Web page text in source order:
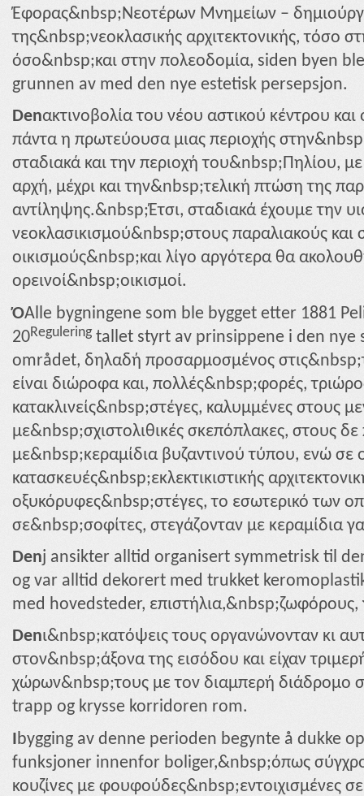
Έφορας&nbsp;Νεοτέρων Μνημείων –
της&nbsp;νεοκλασικής αρχιτεκτονικής, τόσο
όσο&nbsp;και στην πολεοδομία, siden byen
grunnen av med den nye estetisk persepsjon.
Denακτινοβολία του νέου αστικού κέντρου
πάντα η πρωτεύουσα μιας περιοχής
σταδιακά και την περιοχή του&nbsp;Πηλίου,
αρχή, μέχρι και την&nbsp;τελική πτώση της
αντίληψης.&nbsp;Έτσι, σταδιακά έχουμε την
νεοκλασικισμού&nbsp;στους παραλιακούς
οικισμούς&nbsp;και λίγο αργότερα θα
ορεινοί&nbsp;οικισμοί.
ΌAlle bygningene som ble bygget etter 1881
20Regulering tallet styrt av prinsippene i den nye
området, δηλαδή προσαρμοσμένος
είναι διώροφα και, πολλές&nbsp;φορές,
κατακλινείς&nbsp;στέγες, καλυμμένες στους
με&nbsp;σχιστολιθικές σκεπόπλακες, στους
με&nbsp;κεραμίδια βυζαντινού τύπου, ενώ σε
κατασκευές&nbsp;εκλεκτικιστικής
οξυκόρυφες&nbsp;στέγες, το εσωτερικό των
σε&nbsp;σοφίτες, στεγάζονταν με κεραμίδια
Denj ansikter alltid organisert symmetrisk til
og var alltid dekorert med trukket
med hovedsteder, επιστήλια,&nbsp;ζωφόρους,
Denι&nbsp;κατόψεις τους οργανώνονταν κι
στον&nbsp;άξονα της εισόδου και είχαν
χώρων&nbsp;τους με τον διαμπερή διάδρομο
trapp og krysse korridoren rom.
bygging av denne perioden begynte å dukke
funksjoner innenfor boliger,&nbsp;όπως
κουζίνες με φουφούδες&nbsp;εντοιχισμένες